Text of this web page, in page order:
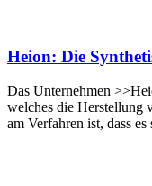
Heion: Die
Das Unternehmen
welches die Herstellung
am Verfahren ist, dass es